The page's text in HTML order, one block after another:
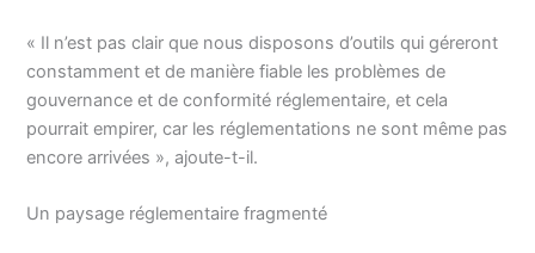
« Il n’est pas clair que nous disposons d’outils qui géreront
constamment et de manière fiable les problèmes de
gouvernance et de conformité réglementaire, et cela
pourrait empirer, car les réglementations ne sont même pas
encore arrivées », ajoute-t-il.
Un paysage réglementaire fragmenté